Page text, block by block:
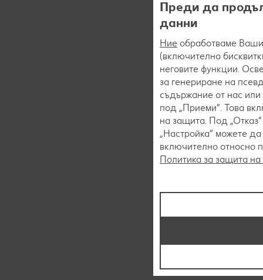
Преди да
данни
Ние обработваме
(включително
неговите функции.
за генериране на
съдържание от нас или
под „Приеми“. Това
на защита. Под
„Настройка“ можете
включително относно
Политика за защита